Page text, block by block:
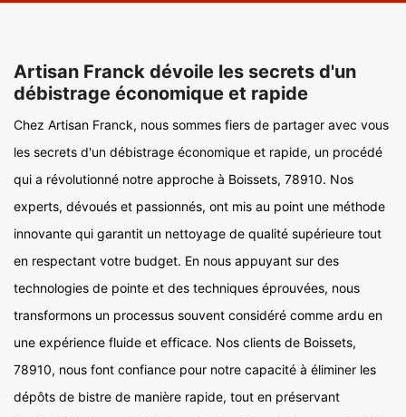
Artisan Franck dévoile les secrets d'un
débistrage économique et rapide
Chez Artisan Franck, nous sommes fiers de partager avec vous
les secrets d'un débistrage économique et rapide, un procédé
qui a révolutionné notre approche à Boissets, 78910. Nos
experts, dévoués et passionnés, ont mis au point une méthode
innovante qui garantit un nettoyage de qualité supérieure tout
en respectant votre budget. En nous appuyant sur des
technologies de pointe et des techniques éprouvées, nous
transformons un processus souvent considéré comme ardu en
une expérience fluide et efficace. Nos clients de Boissets,
78910, nous font confiance pour notre capacité à éliminer les
dépôts de bistre de manière rapide, tout en préservant